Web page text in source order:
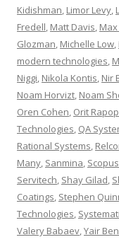
Kidishman, Limor Levy,
Fredell, Matt Davis,
Glozman, Michelle Low,
modern technologies,
Niggi, Nikola Kontis, Nir
Noam Horvizt, Noam
Oren Cohen, Orit
Technologies, QA
Rational Systems,
Many, Sanmina,
Servitech, Shay Gilad,
Coatings, Stephen
Technologies,
Valery Babaev,Yair